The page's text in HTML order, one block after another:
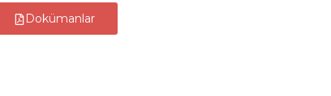
Dokümanlar